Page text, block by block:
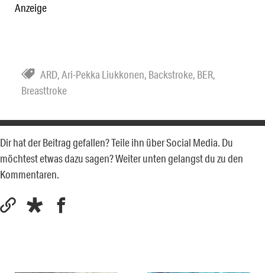
Anzeige
ARD,Ari-Pekka Liukkonen, Backstroke, BER,
Breasttroke
Dir hat der Beitrag gefallen? Teile ihn über Social Media. Du
möchtest etwas dazu sagen? Weiter unten gelangst du zu den
Kommentaren.